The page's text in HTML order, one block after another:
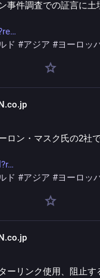
事件調査での証言に
ド #アジア #ヨーロッ
ロン・マスク氏の2社
ド #アジア #ヨーロッ
ーリンク使用、阻止